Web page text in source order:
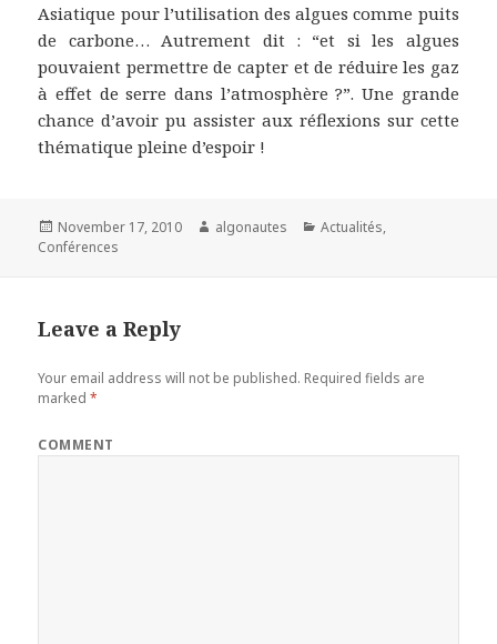
Asiatique pour l’utilisation des algues comme puits
de carbone… Autrement dit : “et si les algues
pouvaient permettre de capter et de réduire les gaz
à effet de serre dans l’atmosphère ?”. Une grande
chance d’avoir pu assister aux réflexions sur cette
thématique pleine d’espoir !
Posted
on
November 17, 2010 Author
algonautes Categories
Actualités,
Conférences
Leave a Reply
Your email address will not be published. Required fields are
marked*
COMMENT